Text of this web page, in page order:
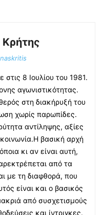
8 Ιουλίου του 1981.
αγωνιστικότητας.
στη διακήρυξή του
χωρίς παρωπίδες.
αντίληψης, αξίες
βασική αρχή
κι αν είναι αυτή,
από τα
με τη διαφθορά, που
είναι και ο βασικός
από συσχετισμούς
και ίντριγκες.